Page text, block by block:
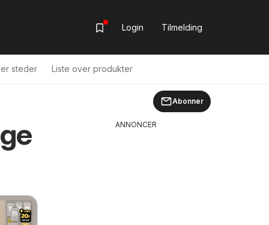
Login Tilmelding
steder Liste over produkter
Abonner
ANNONCER